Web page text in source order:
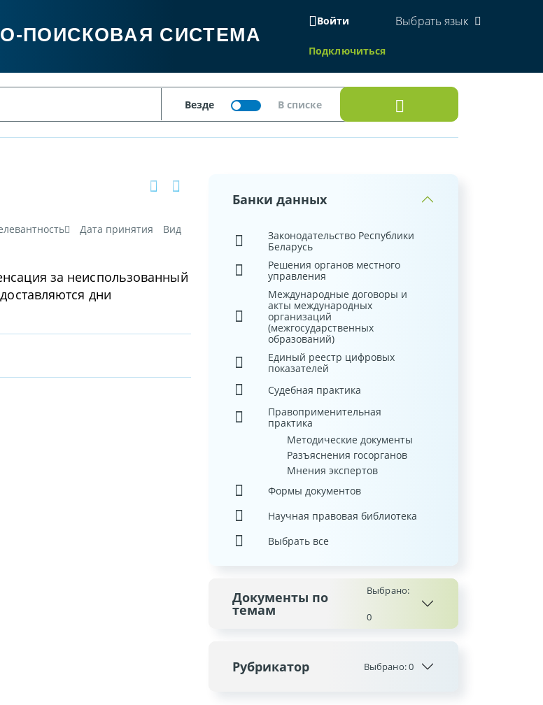
ПОИСКОВАЯ СИСТЕМА
Войти
Подключиться
Выбрать язык
Дата принятия
Вид
за неиспользованный
дни
Банки данных
Законодательство Республики
Беларусь
Решения органов местного
управления
Международные договоры и
акты международных
организаций
(межгосударственных
образований)
Единый реестр цифровых
показателей
Судебная практика
Правоприменительная
практика
Методические документы
Разъяснения госорганов
Мнения экспертов
Формы документов
Научная правовая библиотека
Выбрать все
Документы по
темам
Выбрано:
0
Рубрикатор Выбрано:0